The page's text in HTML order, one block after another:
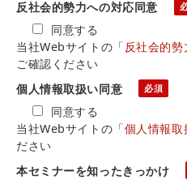
反社会的勢力への対応同意
同意する
当社Webサイトの「 反社会的
ご確認ください
個人情報取扱い同意
同意する
当社Webサイトの「個人情報
ださい
本セミナーを知ったきっかけ